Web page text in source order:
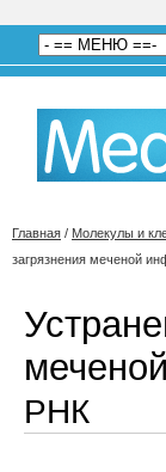
Главная / Молекулы и
загрязнения меченой
РНК